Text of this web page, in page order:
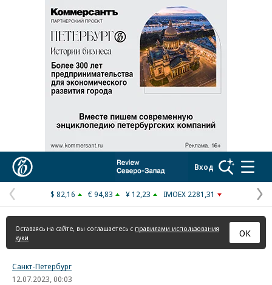
Реклама в «Ъ» www.kommersant.ru/ad
Вход
Предыдущая
страница
$ 82,16 € 94,83 ¥ 12,23 IMOEX 2281,31
Оставаясь на сайте, вы соглашаетесь с правилами использования
куки
ОК
Санкт-Петербург
12.07.2023, 00:03